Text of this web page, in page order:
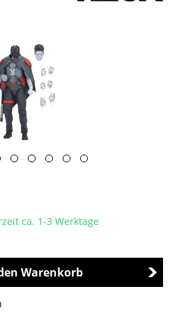
ca. 1-3 Werktage
Warenkorb